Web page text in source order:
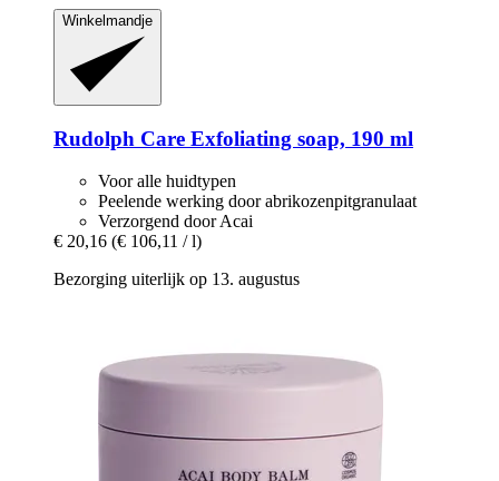
Winkelmandje
Rudolph Care Exfoliating soap, 190 ml
Voor alle huidtypen
Peelende werking door abrikozenpitgranulaat
Verzorgend door Acai
€ 20,16 (€ 106,11 / l)
Bezorging uiterlijk op 13. augustus